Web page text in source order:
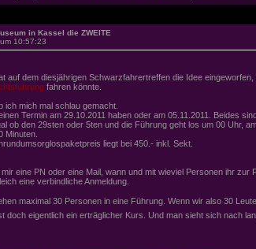
in Kassel die ZWEITE
10:57:23
auf dem diesjährigen Schwarzfahrertreffen die Idee
fahren könnte.
ich mich mal schlau gemacht.
Termin am 29.10.2011 haben oder am 05.11.2011. Beides
ob den 29sten oder 5ten und die Führung geht los um 00 Uhr,
Minuten.
liegt bei 450.- inkl. Sekt.
eine PN oder eine Mail, wann und mit wieviel Personen ihr
eine verbindliche Anmeldung.
maximal 30 Personen in eine Führung. Wenn wir also 30
doch eigentlich ein erträglicher Kurs. Und man sieht sich nach